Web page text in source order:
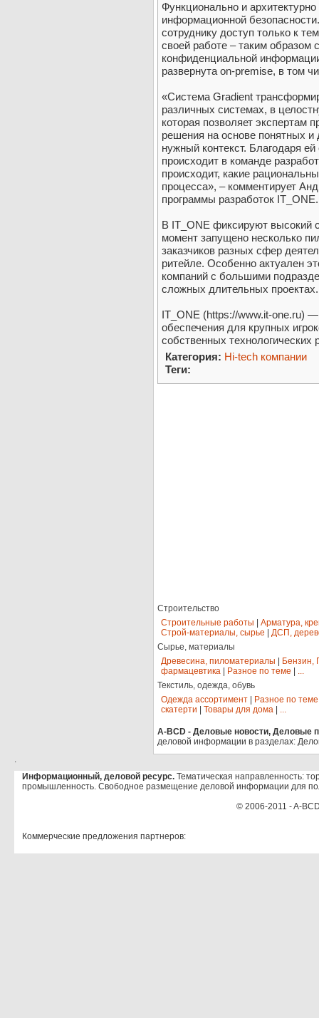
Функционально и
информационной
сотруднику доступ только к
своей работе – таким образом
конфиденциальной
развернута on-premise, в том
«Система Gradient
различных системах, в
которая позволяет экспертам
решения на основе понятных
нужный контекст. Благодаря
происходит в команде
происходит, какие
процесса», – комментирует
программы разработок IT_ONE.
В IT_ONE фиксируют высокий
момент запущено несколько
заказчиков разных сфер
ритейле. Особенно актуален
компаний с большими
сложных длительных проектах.
IT_ONE (https://www.it-one.ru) —
обеспечения для крупных
собственных технологических
Категория: Hi-tech компании
Теги:
Строительство
Строительные работы
Арматура,
Строй-материалы, сырье
ДСП,
Сырье, материалы
Древесина, пиломатериалы
Бензин,
фармацевтика
Разное по теме
...
Текстиль, одежда, обувь
Одежда ассортимент
Разное по теме
скатерти
Товары для дома ...
A-BCD - Деловые новости, Деловые
деловой информации в разделах:
.
Информационный, деловой ресурс. Тематическая направленность:
промышленность. Свободное размещение деловой информации для
© 2006-2011 - A-
Коммерческие предложения партнеров: